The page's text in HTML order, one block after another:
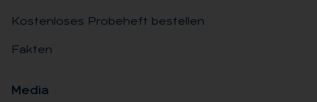
Kostenloses Probeheft bestellen
Fakten
Me­dia